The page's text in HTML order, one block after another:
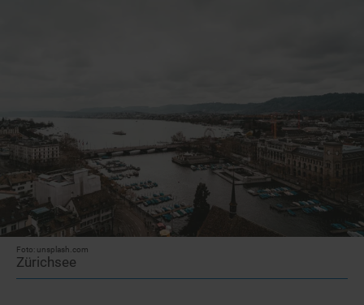
Foto: unsplash.com
Zürichsee